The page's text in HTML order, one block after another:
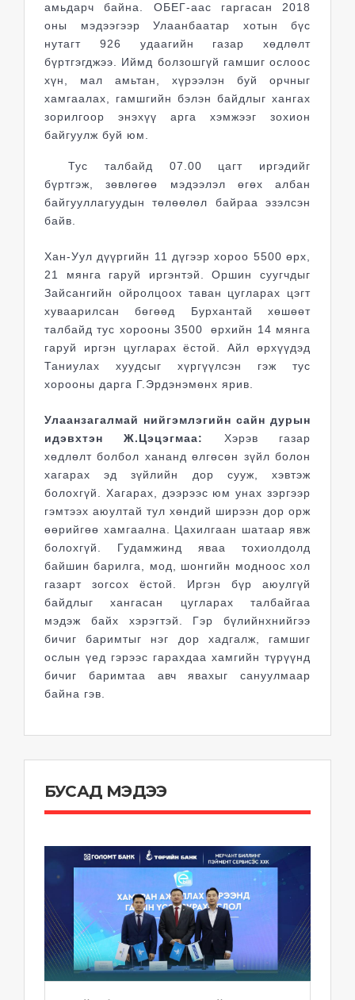
амьдарч байна. ОБЕГ-аас гаргасан 2018
оны мэдээгээр Улаанбаатар хотын бүс
нутагт 926 удаагийн газар хөдлөлт
бүртгэгджээ. Иймд болзошгүй гамшиг ослоос
хүн, мал амьтан, хүрээлэн буй орчныг
хамгаалах, гамшгийн бэлэн байдлыг хангах
зорилгоор энэхүү арга хэмжээг зохион
байгуулж буй юм.
Тус талбайд 07.00 цагт иргэдийг
бүртгэж, зөвлөгөө мэдээлэл өгөх албан
байгууллагуудын төлөөлөл байраа эзэлсэн
байв.
Хан-Уул дүүргийн 11 дүгээр хороо 5500 өрх,
21 мянга гаруй иргэнтэй. Оршин суугчдыг
Зайсангийн ойролцоох таван цугларах цэгт
хуваарилсан бөгөөд Бурхантай хөшөөт
талбайд тус хорооны 3500 өрхийн 14 мянга
гаруй иргэн цугларах ёстой. Айл өрхүүдэд
Таниулах хуудсыг хүргүүлсэн гэж тус
хорооны дарга Г.Эрдэнэмөнх ярив.
Улаанзагалмай нийгэмлэгийн сайн дурын
идэвхтэн Ж.Цэцэгмаа:
Хэрэв газар
хөдлөлт болбол хананд өлгөсөн зүйл болон
хагарах эд зүйлийн дор сууж, хэвтэж
болохгүй. Хагарах, дээрээс юм унах зэргээр
гэмтээх аюултай тул хөндий ширээн дор орж
өөрийгөө хамгаална. Цахилгаан шатаар явж
болохгүй. Гудамжинд яваа тохиолдолд
байшин барилга, мод, шонгийн модноос хол
газарт зогсох ёстой. Иргэн бүр аюулгүй
байдлыг хангасан цугларах талбайгаа
мэдэж байх хэрэгтэй. Гэр бүлийнхнийгээ
бичиг баримтыг нэг дор хадгалж, гамшиг
ослын үед гэрээс гарахдаа хамгийн түрүүнд
бичиг баримтаа авч явахыг сануулмаар
байна гэв.
БУСАД МЭДЭЭ